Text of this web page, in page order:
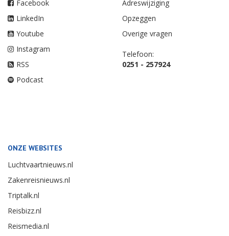
Facebook
LinkedIn
Youtube
Instagram
RSS
Podcast
Adreswijziging
Opzeggen
Overige vragen
Telefoon:
0251 - 257924
ONZE WEBSITES
Luchtvaartnieuws.nl
Zakenreisnieuws.nl
Triptalk.nl
Reisbizz.nl
Reismedia.nl